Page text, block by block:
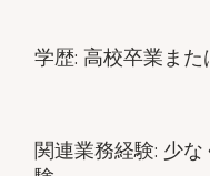
学歴: 高校卒業また
関連業務経験: 少